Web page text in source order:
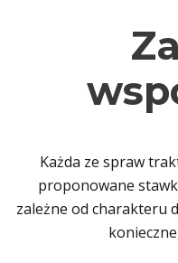
Każda ze spraw
proponowane
zależne od charakteru